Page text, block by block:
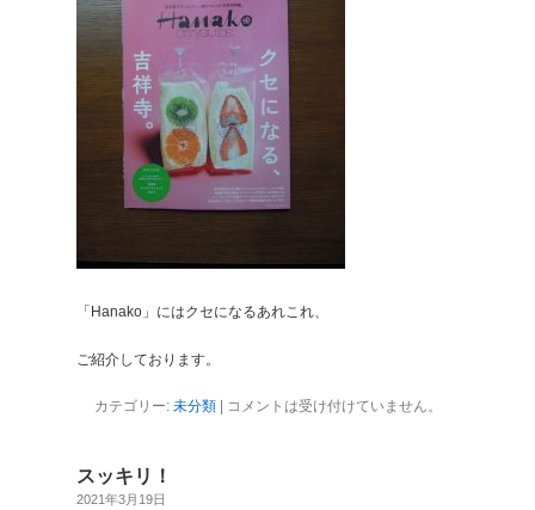
「Hanako」にはクセになるあれこれ、
ご紹介しております。
カテゴリー: 未分類| コメントは受け付けていません。
スッキリ！
2021年3月19日